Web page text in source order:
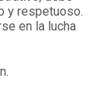
y respetuoso.
en la lucha